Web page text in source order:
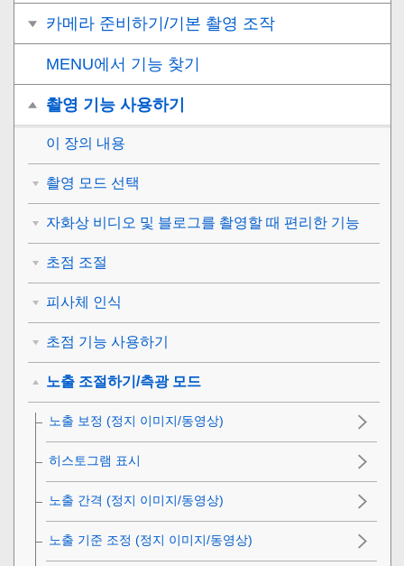
카메라 준비하기/기본 촬영 조작
MENU에서 기능 찾기
촬영 기능 사용하기
이 장의 내용
촬영 모드 선택
자화상 비디오 및 블로그를 촬영할 때 편리한 기능
초점 조절
피사체 인식
초점 기능 사용하기
노출 조절하기/측광 모드
노출 보정 (정지 이미지/동영상)
히스토그램 표시
노출 간격 (정지 이미지/동영상)
노출 기준 조정 (정지 이미지/동영상)